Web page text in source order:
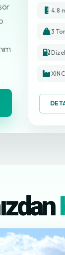
4.8
3 Ton
Dizel